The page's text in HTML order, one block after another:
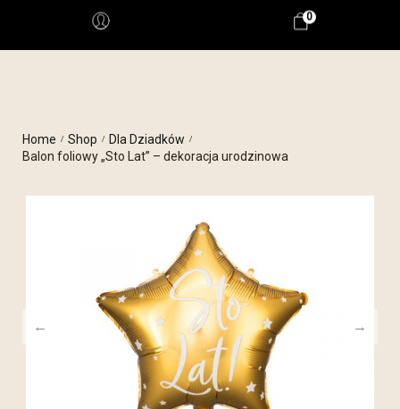
0
Home / Shop / Dla Dziadków /
Balon foliowy „Sto Lat” – dekoracja urodzinowa